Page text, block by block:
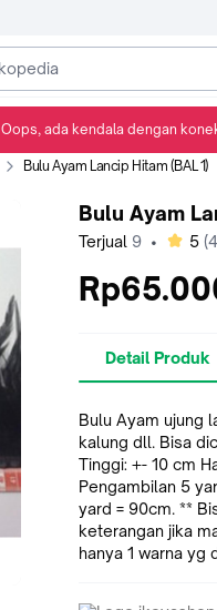
Bulu Ayam Lancip Hitam (BAL 1)
Bulu Ayam
Terjual 9 • 5 (4
Detail Produk
Bulu Ayam ujung
kalung dll. Bisa dicabut satu
Tinggi: +- 10 cm Harga: Rp 65.000,- (1 yard) Special price: -- gt;
Pengambilan 5
yard = 90cm. ** Bisa mix warna (1 warna minimal 1 yard), beri
keterangan jika
hanya 1 warna yg
Oops, ada kendala dengan